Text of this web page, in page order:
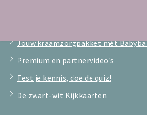
Jouw kraamzorgpakket mét
Premium en partnervideo's
Test je kennis, doe de quiz!
De zwart-wit Kijkkaarten